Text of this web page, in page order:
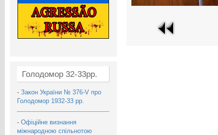
Голодомор 32-33рр.
- Закон України № 376-V про
Голодомор 1932-33 рр.
- Офіційне визнання
міжнародною спільнотою